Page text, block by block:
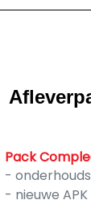
Pack
-
- nieuwe APK